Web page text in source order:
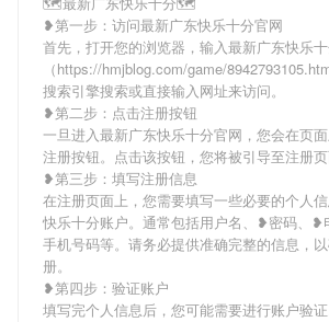
❥第一步：访问最新广东快乐十分官网
首先，打开您的浏览器，输入最新广东快乐
（https://hmjblog.com/game/
搜索引擎搜索或直接输入网址来访问。
❥第二步：点击注册按钮
一旦进入最新广东快乐十分官网，您会在页
注册按钮。点击该按钮，您将被引导至注册页
❥第三步：填写注册信息
在注册页面上，您需要填写一些必要的个人
快乐十分账户。通常包括用户名、❥密码、❥
手机号码等。请务必提供准确完整的信息，
册。
❥第四步：验证账户
填写完个人信息后，您可能需要进行账户验